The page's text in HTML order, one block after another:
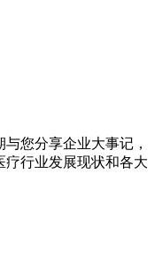
您分享企业大事记，
疗行业发展现状和各大